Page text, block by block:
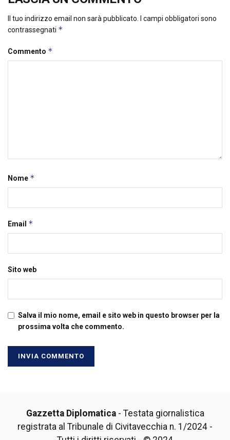
Il tuo indirizzo email non sarà pubblicato.
I campi obbligatori sono
contrassegnati *
Commento *
Nome *
Email *
Sito web
Salva il mio nome, email e sito web in questo browser per la
prossima volta che commento.
Gazzetta Diplomatica- Testata giornalistica
registrata al Tribunale di Civitavecchia n. 1/2024 -